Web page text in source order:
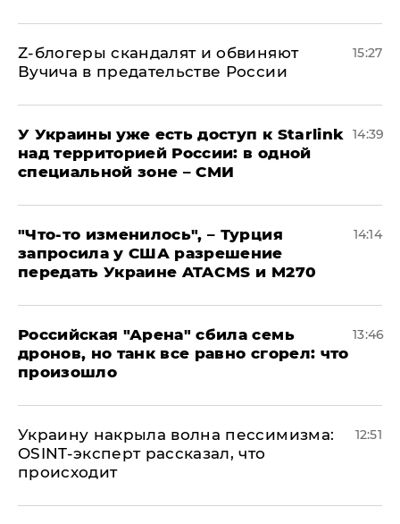
Z-блогеры скандалят и обвиняют
Вучича в предательстве России
15:27
У Украины уже есть доступ к Starlink
над территорией России: в одной
специальной зоне – СМИ
14:39
​"Что-то изменилось", – Турция
запросила у США разрешение
передать Украине ATACMS и M270
14:14
​Российская "Арена" сбила семь
дронов, но танк все равно сгорел: что
произошло
13:46
​Украину накрыла волна пессимизма:
OSINT-эксперт рассказал, что
происходит
12:51